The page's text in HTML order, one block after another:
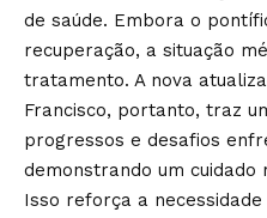
de saúde. Embora o
recuperação, a situação
tratamento. A nova
Francisco, portanto, traz
progressos e desafios
demonstrando um cuidado
Isso reforça a